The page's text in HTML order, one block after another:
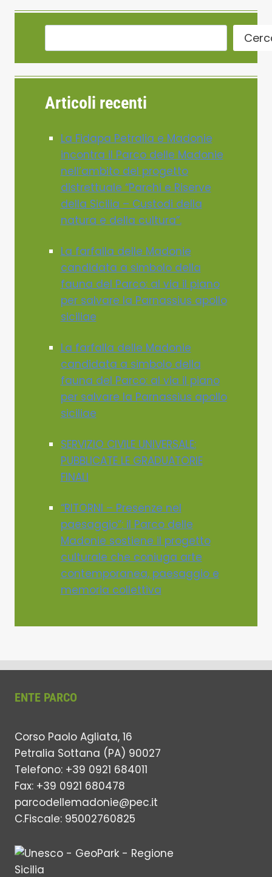
Articoli recenti
La Fidapa Petralia e Madonie
incontra il Parco delle Madonie
nell’ambito del progetto
distrettuale “Parchi e Riserve
della Sicilia – Custodi della
natura e della cultura”.
La farfalla delle Madonie
candidata a simbolo della
fauna del Parco: al via il piano
per salvare la Parnassius apollo
siciliae
La farfalla delle Madonie
candidata a simbolo della
fauna del Parco: al via il piano
per salvare la Parnassius apollo
siciliae
SERVIZIO CIVILE UNIVERSALE:
PUBBLICATE LE GRADUATORIE
FINALI
“RITORNI – Presenze nel
paesaggio”: il Parco delle
Madonie sostiene il progetto
culturale che coniuga arte
contemporanea, paesaggio e
memoria collettiva
ENTE PARCO
Corso Paolo Agliata, 16
Petralia Sottana (PA) 90027
Telefono: +39 0921 684011
Fax: +39 0921 680478
parcodellemadonie@pec.it
C.Fiscale: 95002760825